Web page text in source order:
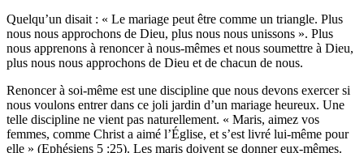
Quelqu’un disait : « Le mariage peut être comme un triangle. Plus
nous nous approchons de Dieu, plus nous nous unissons ». Plus
nous apprenons à renoncer à nous-mêmes et nous soumettre à Dieu,
plus nous nous approchons de Dieu et de chacun de nous.
Renoncer à soi-même est une discipline que nous devons exercer si
nous voulons entrer dans ce joli jardin d’un mariage heureux. Une
telle discipline ne vient pas naturellement. « Maris, aimez vos
femmes, comme Christ a aimé l’Église, et s’est livré lui-même pour
elle » (Ephésiens 5 :25). Les maris doivent se donner eux-mêmes.